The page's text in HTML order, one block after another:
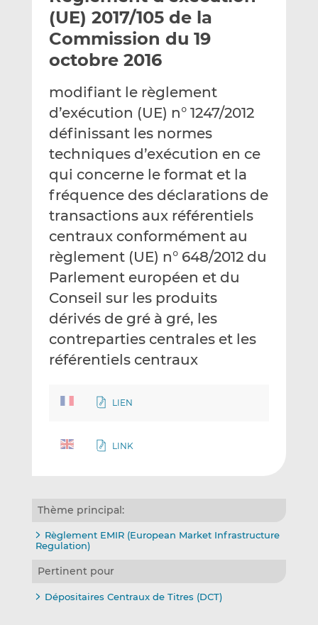
e
r
p
a
e
m
l
g
e
r
s
r
L
n
k
e
d
n
g
e
s
r
F
c
e
b
o
k
(UE) 2017/105 de la
Commission du 19
octobre 2016
modifiant le règlement
d’exécution (UE) n° 1247/2012
définissant les normes
techniques d’exécution en ce
qui concerne le format et la
fréquence des déclarations de
transactions aux référentiels
centraux conformément au
règlement (UE) n° 648/2012 du
Parlement européen et du
Conseil sur les produits
dérivés de gré à gré, les
contreparties centrales et les
référentiels centraux
LIEN
LINK
Thème principal:
Règlement EMIR (European Market Infrastructure
Regulation)
Pertinent pour
Dépositaires Centraux de Titres (DCT)